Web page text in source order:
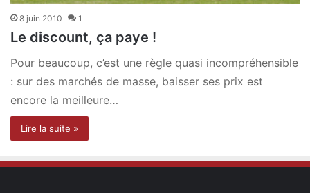
8 juin 2010 1
Le discount, ça paye !
Pour beaucoup, c’est une règle quasi incompréhensible
: sur des marchés de masse, baisser ses prix est
encore la meilleure…
Lire la suite »